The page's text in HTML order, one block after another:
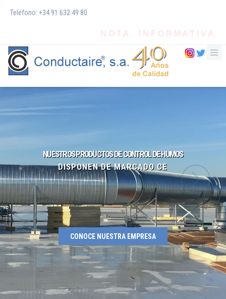
Teléfono: +34 91 632 49 80
N O T A I N F O R M A T I V A
NUESTROS PRODUCTOS DE CONTROL DE HUMOS
DISPONEN DE MARCADO CE
CONOCE NUESTRA EMPRESA